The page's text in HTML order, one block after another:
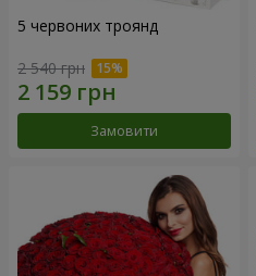
5 червоних троянд
2 540 грн
Замовити